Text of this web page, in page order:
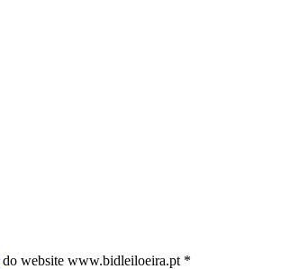
do website www.bidleiloeira.pt *